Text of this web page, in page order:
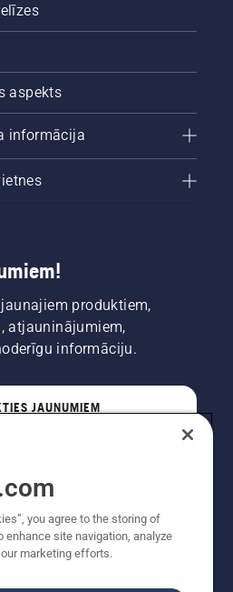
aspekts
informācija
produktiem,
atjauninājumiem,
informāciju.
JAUNUMIEM
you agree to the storing of
enhance site navigation, analyze
marketing efforts.